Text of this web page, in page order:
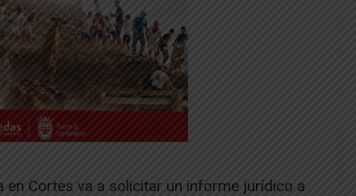
en Cortes va a solicitar un informe jurídico a